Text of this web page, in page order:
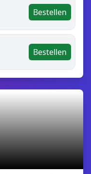
Bestellen
Bestellen